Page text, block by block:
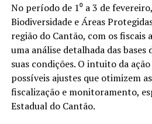
No período de 1⁰ a 3 de
Biodiversidade e Áreas
região do Cantão, com os
uma análise detalhada das bases
suas condições. O intuito da
possíveis ajustes que otimizem
fiscalização e monitoramento,
Estadual do Cantão.